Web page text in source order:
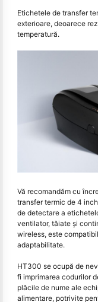
Etichetele de transfer
exterioare, deoarece
temperatură.
Vă recomandăm cu
transfer termic de 4
de detectare a
ventilator, tăiate și
wireless, este
adaptabilitate.
HT300 se ocupă de
fi imprimarea codurilor
plăcile de nume ale
alimentare, potrivite